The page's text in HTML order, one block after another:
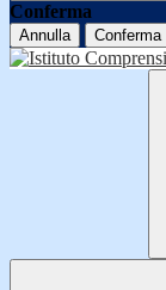
Conferma
Annulla Conferma